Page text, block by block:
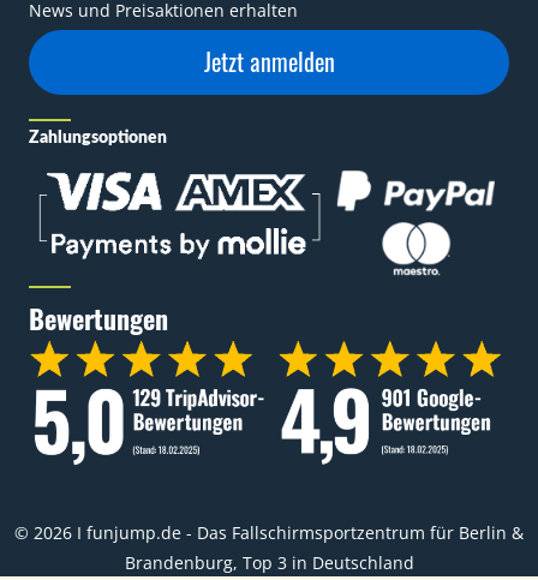
News und Preisaktionen erhalten
Jetzt anmelden
Zahlungsoptionen
Bewertungen
© 2026 I funjump.de - Das Fallschirmsportzentrum für Berlin &
Brandenburg, Top 3 in Deutschland